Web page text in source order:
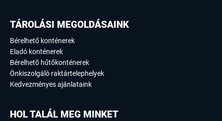
TÁROLÁSI MEGOLDÁSAINK
Bérelhető konténerek
Eladó konténerek
Bérelhető hűtőkonténerek
Önkiszolgáló raktártelephelyek
Kedvezményes ajánlataink
HOL TALÁL MEG MINKET